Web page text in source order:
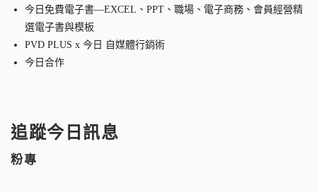
今日免費電子書—EXCEL、PPT、職場、電子商務、會員經營精
選電子書與模板
PVD PLUS x 今日 自媒體行銷術
今日合作
追蹤今日訊息
粉專